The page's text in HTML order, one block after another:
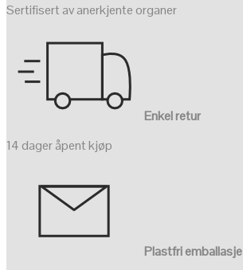
Sertifisert av anerkjente organer
Enkel retur
14 dager åpent kjøp
Plastfri emballasje